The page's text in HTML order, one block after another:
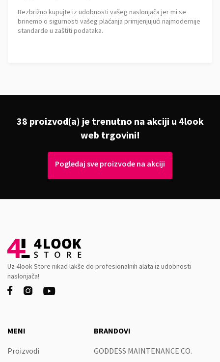
Bezbrižno kupujte iz udobnosti vašeg naslonjača jer mi se
brinemo o sigurnosti vašeg plaćanja primjenjujući najmodernije
standarde u zaštiti podataka.
38 proizvod(a) je trenutno na akciji u 4look
web trgovini!
Pogledaj sve proizvode na akciji
Uz 4look Store nikad lakše do profesionalnih alata iz udobnosti
naslonjača!
  
MENI
Proizvodi
BRANDOVI
GODDESS MAINTENANCE CO.